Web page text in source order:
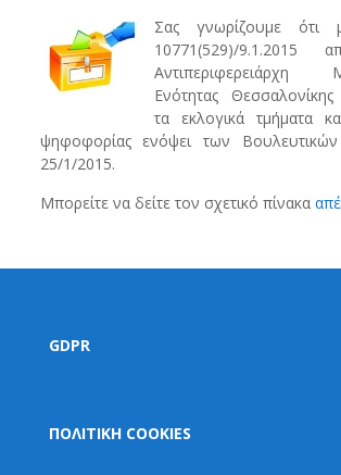
Σας γνωρίζουμε ότι
10771(529)/9.1.2015
Αντιπεριφερειάρχη
Ενότητας
τα εκλογικά τμήματα
ψηφοφορίας ενόψει των
25/1/2015.
Μπορείτε να δείτε τον σχετικό πίνακα
GDPR
ΠΟΛΙΤΙΚΗ COOKIES